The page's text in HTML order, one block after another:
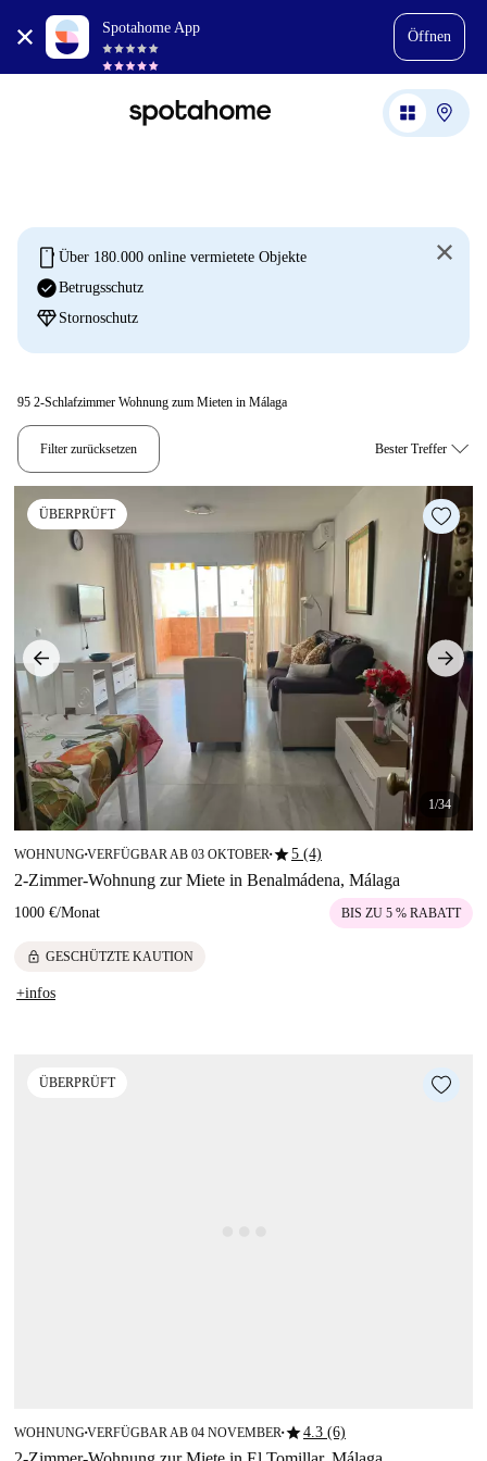
Spotahome App
Öffnen
mobile Über 180.000 online vermietete Objekte
check_circleBetrugsschutz
diamond Stornoschutz
95 2-Schlafzimmer Wohnung zum Mieten in Málaga
Filter zurücksetzen
ÜBERPRÜFT
1/34
WOHNUNG■VERFÜGBAR AB 03 OKTOBER ■star5 (4)
2-Zimmer-Wohnung zur Miete in Benalmádena, Málaga
1000 €/Monat BIS ZU 5 % RABATT
lock GESCHÜTZTE KAUTION
+infos
ÜBERPRÜFT
WOHNUNG■VERFÜGBAR AB 04 NOVEMBER ■star4.3 (6)